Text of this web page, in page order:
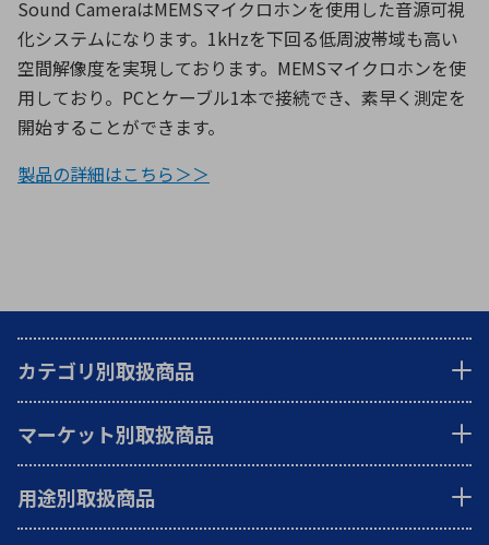
Sound CameraはMEMSマイクロホンを使用した音源可視
化システムになります。1kHzを下回る低周波帯域も高い
空間解像度を実現しております。MEMSマイクロホンを使
用しており。PCとケーブル1本で接続でき、素早く測定を
開始することができます。
製品の詳細はこちら＞＞
カテゴリ別取扱商品
マーケット別取扱商品
用途別取扱商品